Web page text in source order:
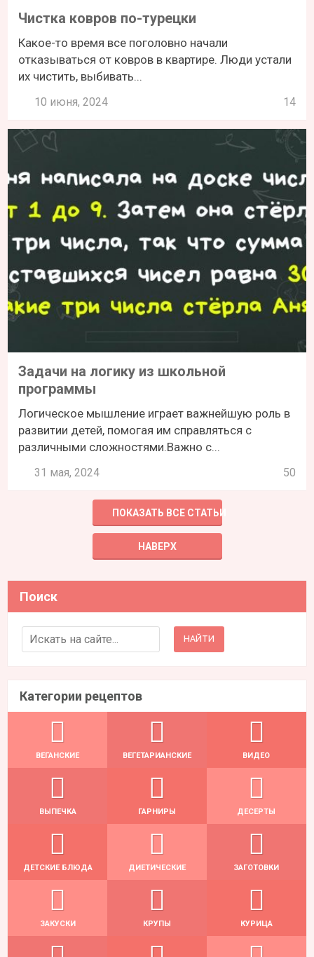
Чистка ковров по-турецки
Какое-то время все поголовно начали
отказываться от ковров в квартире. Люди устали
их чистить, выбивать...
10 июня, 2024 14
Задачи на логику из школьной
программы
Логическое мышление играет важнейшую роль в
развитии детей, помогая им справляться с
различными сложностями.Важно с...
31 мая, 2024 50
ПОКАЗАТЬ ВСЕ СТАТЬИ
НАВЕРХ
Поиск
Search for:
Категории рецептов
ВЕГАНСКИЕ ВЕГЕТАРИАНСКИЕ ВИДЕО
ВЫПЕЧКА ГАРНИРЫ ДЕСЕРТЫ
ДЕТСКИЕ БЛЮДА ДИЕТИЧЕСКИЕ ЗАГОТОВКИ
ЗАКУСКИ КРУПЫ КУРИЦА